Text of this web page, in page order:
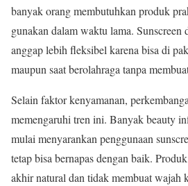
banyak orang membutuhkan produk
gunakan dalam waktu lama. Sunscreen
anggap lebih fleksibel karena bisa di
maupun saat berolahraga tanpa
Selain faktor kenyamanan,
memengaruhi tren ini. Banyak beauty
mulai menyarankan penggunaan
tetap bisa bernapas dengan baik.
akhir natural dan tidak membuat